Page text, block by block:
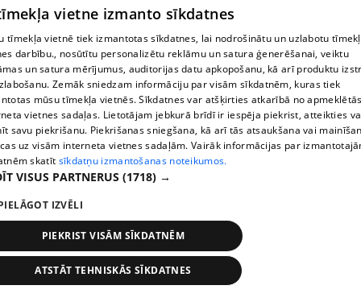
"Kaku templis!" Pašmāju slavenības iepazīst
unikālu mazmājiņu
13. epizode
pirms 2 mēnešiem, 2 nedēļām
Pašmāju slavenības ļaujas sānslīdēm ar unikālu
vietne izmanto sīkdatnes
tīmekļa vietnē tiek izmantotas sīkdatnes, lai nodrošinātu un uzlabotu
darbību., nosūtītu personalizētu reklāmu un satura ģenerēšanai, veiktu
un satura mērījumus, auditorijas datu apkopošanu, kā arī produktu
Zemāk sniedzam informāciju par visām sīkdatnēm, kuras tiek
mūsu tīmekļa vietnēs. Sīkdatnes var atšķirties atkarībā no
vietnes sadaļas. Lietotājam jebkurā brīdī ir iespēja piekrist, atteikties
savu piekrišanu. Piekrišanas sniegšana, kā arī tās atsaukšana vai
uz visām interneta vietnes sadaļām. Vairāk informācijas par
skatīt sīkdatņu izmantošanas noteikumos.
VISUS PARTNERUS (1718) →
IZVĒLI
PIEKRIST VISĀM SĪKDATNĒM
ATSTĀT TEHNISKĀS SĪKDATNES